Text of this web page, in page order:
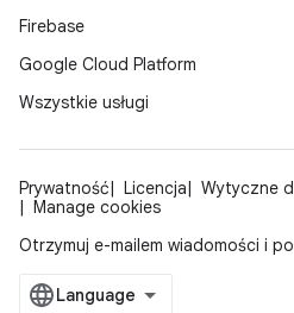
Firebase
Google Cloud Platform
Wszystkie usługi
Prywatność Licencja
Wytyczne
Manage cookies
Otrzymuj e-mailem wiadomości i